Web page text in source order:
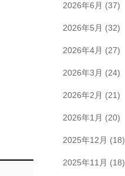
2026年6月 (37)
2026年5月 (32)
2026年4月 (27)
2026年3月 (24)
2026年2月 (21)
2026年1月 (20)
2025年12月 (18)
2025年11月 (18)